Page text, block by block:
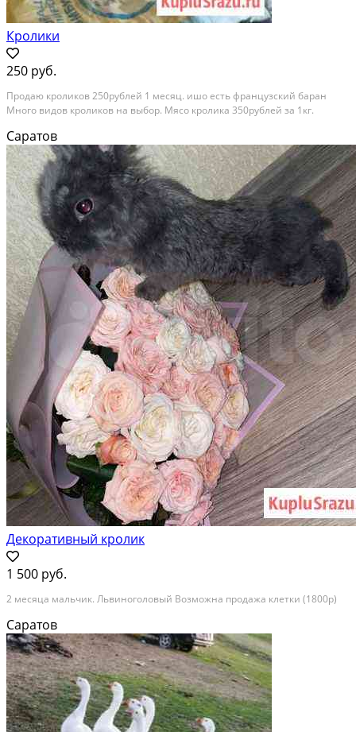
Кролики
250 руб.
Продаю кроликов 250рублей 1 месяц. ишо есть французский баран
Много видов кроликов на выбор. Мясо кролика 350рублей за 1кг.
Саратов
Декоративный кролик
1 500 руб.
2 месяца мальчик. Львиноголовый Возможна продажа клетки (1800р)
Саратов